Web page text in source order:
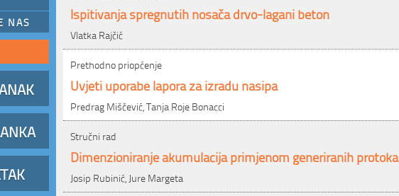
NAS
Ispitivanja spregnutih nosača drvo-lagani beton
Vlatka Rajčić
Prethodno priopćenje
Uvjeti uporabe lapora za izradu nasipa
Predrag Miščević, Tanja Roje Bonacci
Stručni rad
Dimenzioniranje akumulacija primjenom generiranih protoka
Josip Rubinić, Jure Margeta